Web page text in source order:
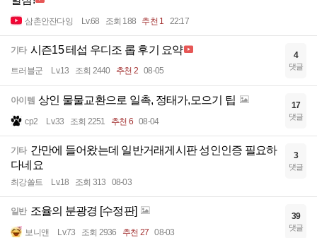
삼촌안잔다잉 Lv.68 조회 188 추천 1 22:17
기타 시즌15 테섭 우디조 롭 후기 요약
트러블군 Lv.13 조회 2440 추천 2 08-05
4
댓글
아이템 상인 물물교환으로 일촉, 정태가,모으기 팁
cp2 Lv.33 조회 2251 추천 6 08-04
17
댓글
기타 간만에 들어왔는데 일반거래게시판 성인인증 필요하
다네요
최강쏠트 Lv.18 조회 313 08-03
3
댓글
일반 조율의 분광경 [수정판]
보니앤 Lv.73 조회 2936 추천 27 08-03
39
댓글